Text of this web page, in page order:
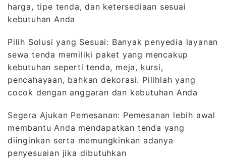
harga, tipe tenda, dan ketersediaan sesuai
kebutuhan Anda
Pilih Solusi yang Sesuai: Banyak penyedia layanan
sewa tenda memiliki paket yang mencakup
kebutuhan seperti tenda, meja, kursi,
pencahayaan, bahkan dekorasi. Pilihlah yang
cocok dengan anggaran dan kebutuhan Anda
Segera Ajukan Pemesanan: Pemesanan lebih awal
membantu Anda mendapatkan tenda yang
diinginkan serta memungkinkan adanya
penyesuaian jika dibutuhkan